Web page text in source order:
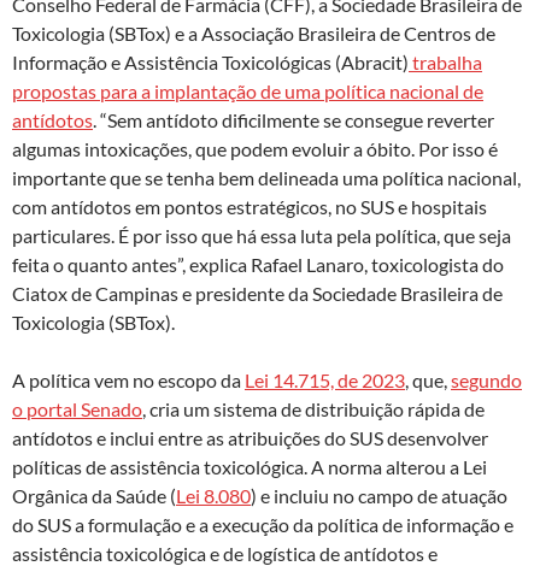
Toxicologia (SBTox) e a Associação Brasileira de Centros de
Informação e Assistência Toxicológicas (Abracit) trabalha
propostas para a implantação de uma política nacional de
antídotos. “Sem antídoto dificilmente se consegue reverter
algumas intoxicações, que podem evoluir a óbito. Por isso é
importante que se tenha bem delineada uma política nacional,
com antídotos em pontos estratégicos, no SUS e hospitais
particulares. É por isso que há essa luta pela política, que seja
feita o quanto antes”, explica Rafael Lanaro, toxicologista do
Ciatox de Campinas e presidente da Sociedade Brasileira de
Toxicologia (SBTox).
A política vem no escopo da Lei 14.715, de 2023, que,segundo
o portal Senado, cria um sistema de distribuição rápida de
antídotos e inclui entre as atribuições do SUS desenvolver
políticas de assistência toxicológica. A norma alterou a Lei
Orgânica da Saúde (Lei 8.080) e incluiu no campo de atuação
do SUS a formulação e a execução da política de informação e
assistência toxicológica e de logística de antídotos e